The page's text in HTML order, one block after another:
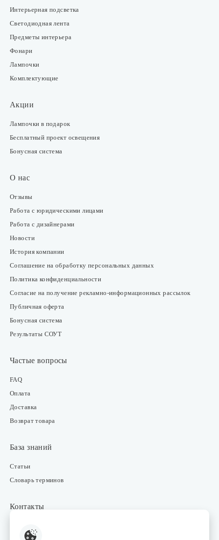
Интерьерная подсветка
Светодиодная лента
Предметы интерьера
Фонари
Лампочки
Комплектующие
Акции
Лампочки в подарок
Бесплатный проект освещения
Бонусная система
О нас
Отзывы
Работа с юридическими лицами
Работа с дизайнерами
Новости
История компании
Соглашение на обработку персональных данных
Политика конфиденциальности
Согласие на получение рекламно-информационных рассылок
Публичная оферта
Бонусная система
Результаты СОУТ
Частые вопросы
FAQ
Оплата
Доставка
Возврат товара
База знаний
Статьи
Словарь терминов
Контакты